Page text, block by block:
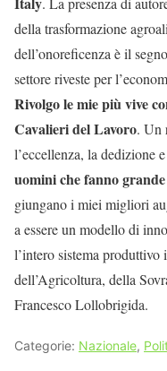
della trasformazione
dell’onoreficenza è il
settore riveste per
Rivolgo le mie più vive
Cavalieri del Lavoro. Un
l’eccellenza, la dedizione
uomini che fanno
giungano i miei migliori
a essere un modello di
l’intero sistema
dell’Agricoltura, della
Francesco Lollobrigida.
Categorie: Nazionale,